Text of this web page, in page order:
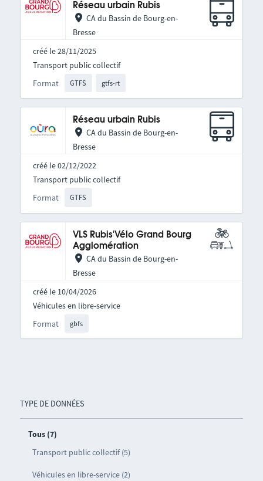
TYPE DE DONNÉES
Tous (7)
Transport public collectif (5)
Véhicules en libre-service (2)
Réseau urbain Rubis
CA du Bassin de Bourg-en-
Bresse
créé le 28/11/2025
Format GTFS gtfs-rt
Transport public collectif
Réseau urbain Rubis
CA du Bassin de Bourg-en-
Bresse
créé le 02/12/2022
Format GTFS
Transport public collectif
VLS Rubis'Vélo Grand Bourg
Agglomération
CA du Bassin de Bourg-en-
Bresse
créé le 10/04/2026
Format gbfs
Véhicules en libre-service